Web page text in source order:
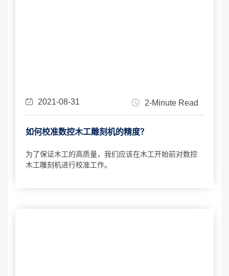
2021-08-31 2-Minute Read
如何校准数控木工雕刻机的精度？
为了保证木工的高质量，我们应该在木工开始前对数控
木工雕刻机进行校准工作。